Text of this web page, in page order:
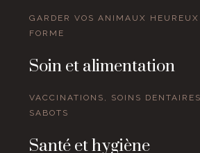
GARDER VOS ANIMAUX
FORME
Soin et alimentation
VACCINATIONS, SOINS
SABOTS
Santé et hygiène